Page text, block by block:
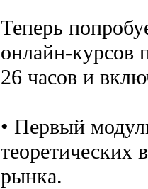
Теперь
онлайн-курсов
26 часов и
• Первый
теоретических
рынка.